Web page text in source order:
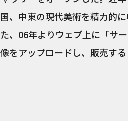
、中東の現代美術を精力的
、06年よりウェブ上に「サ
をアップロードし、販売す